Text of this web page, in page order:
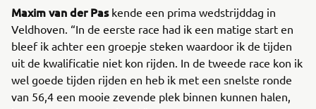
Maxim van der Paskende een prima wedstrijddag in
Veldhoven. “In de eerste race had ik een matige start en
bleef ik achter een groepje steken waardoor ik de tijden
uit de kwalificatie niet kon rijden. In de tweede race kon ik
wel goede tijden rijden en heb ik met een snelste ronde
van 56,4 een mooie zevende plek binnen kunnen halen,